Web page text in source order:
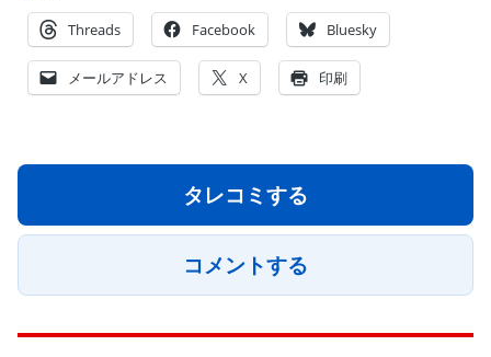
Threads Facebook Bluesky
メールアドレス X 印刷
タレコミする
コメントする